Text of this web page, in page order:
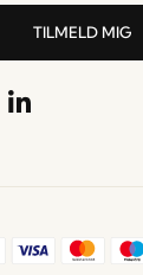
TILMELD MIG